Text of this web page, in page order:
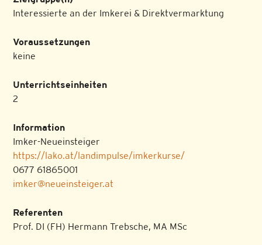
Interessierte an der Imkerei & Direktvermarktung
Voraussetzungen
keine
Unterrichtseinheiten
2
Information
Imker-Neueinsteiger
https://lako.at/landimpulse/imkerkurse/
0677 61865001
imker@neueinsteiger.at
Referenten
Prof. DI (FH) Hermann Trebsche, MA MSc